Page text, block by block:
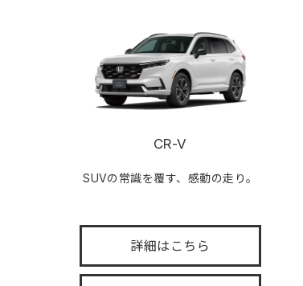
CR-V
SUVの常識を覆す、感動の走り。
詳細はこちら